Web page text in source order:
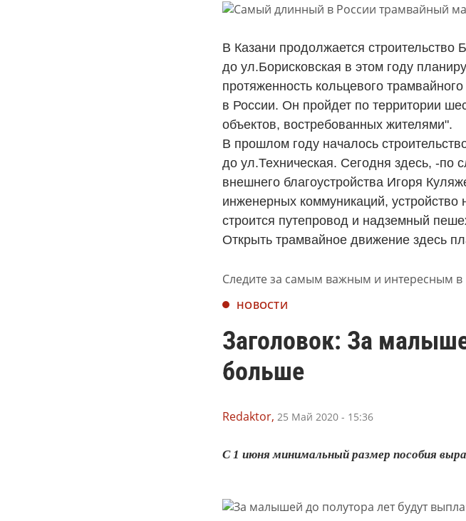
В Казани продолжается строительство
до ул.Борисковская в этом году
протяженность кольцевого
в России. Он пройдет по территории
объектов, востребованных жителями".
В прошлом году началось
до ул.Техническая. Сегодня здесь, -по
внешнего благоустройства Игоря
инженерных коммуникаций,
строится путепровод и надземный
Открыть трамвайное движение здесь
Следите за самым важным и интересным в
НОВОСТИ
Заголовок: За
больше
Redaktor, 25 Май 2020 - 15:36
С 1 июня минимальный размер пособия